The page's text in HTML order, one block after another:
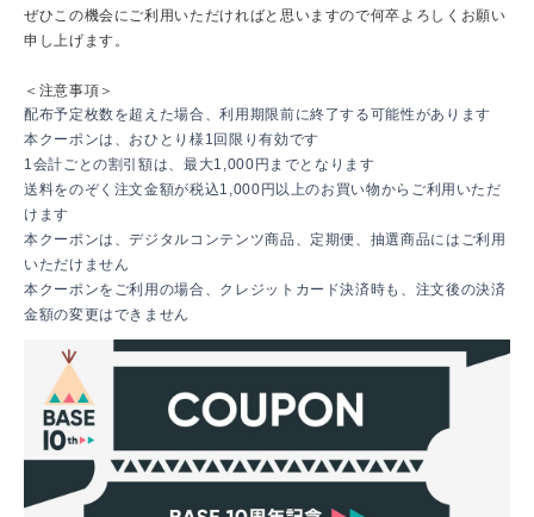
ぜひこの機会にご利用いただければと思いますので何卒よろしくお願い
申し上げます。
＜注意事項＞
配布予定枚数を超えた場合、利用期限前に終了する可能性があります
本クーポンは、おひとり様1回限り有効です
1会計ごとの割引額は、最大1,000円までとなります
送料をのぞく注文金額が税込1,000円以上のお買い物からご利用いただ
けます
本クーポンは、デジタルコンテンツ商品、定期便、抽選商品にはご利用
いただけません
本クーポンをご利用の場合、クレジットカード決済時も、注文後の決済
金額の変更はできません